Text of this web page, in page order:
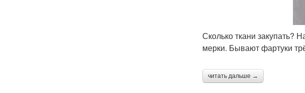
Сколько ткани закупать?
мерки. Бывают фартуки
читать дальше →